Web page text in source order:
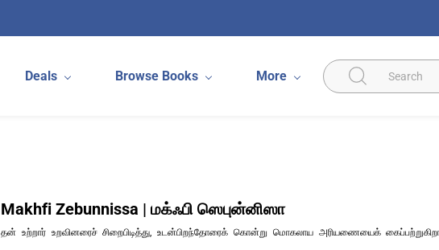
Deals Browse Books More
Makhfi Zebunnissa | மக்ஃபி ஸெபுன்னிஸா
தன் உற்றார் உறவினரைச் சிறைபிடித்து, உடன்பிறந்தோரைக் கொன்று மொகலாய அரியணையைக்